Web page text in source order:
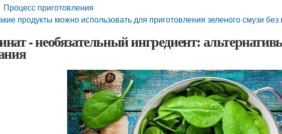
Процесс приготовления
продукты можно использовать для приготовления зеленого смузи
- необязательный ингредиент: